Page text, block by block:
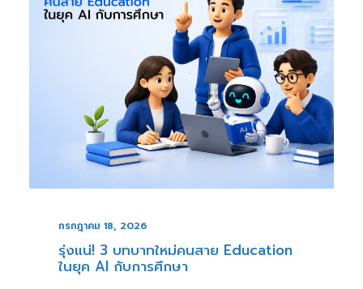
กรกฎาคม 18, 2026
รุ่งแน่! 3 บทบาทใหม่คนสาย Education
ในยุค AI กับการศึกษา